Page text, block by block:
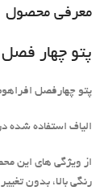
معرفی محصول
پتو چهار
پتو چهارفصل
الیاف استفاده شده
از ویژگی های این
رنگی بالا، بدون